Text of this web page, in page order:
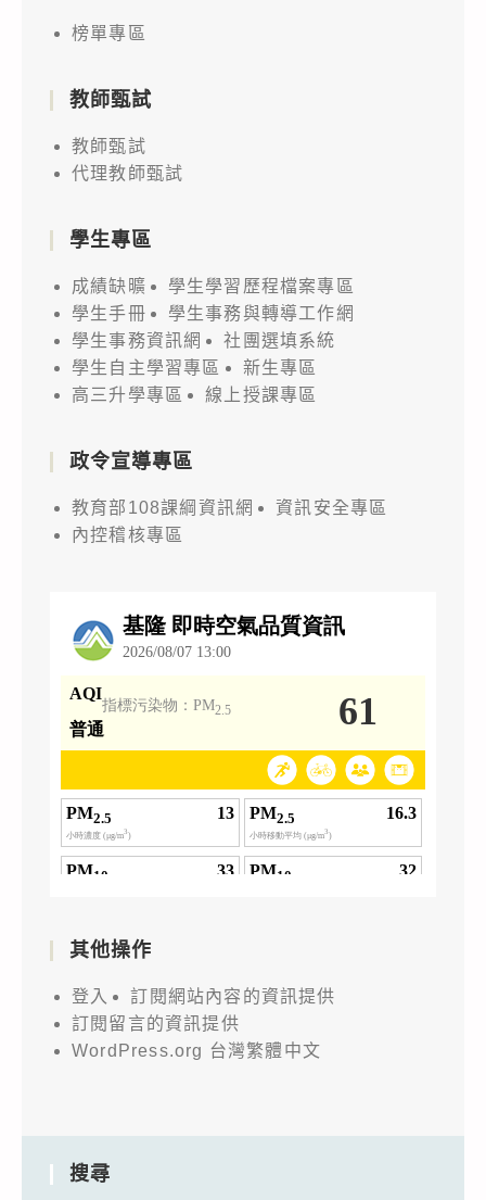
榜單專區
教師甄試
教師甄試
代理教師甄試
學生專區
成績缺曠
學生學習歷程檔案專區
學生手冊
學生事務與轉導工作網
學生事務資訊網
社團選填系統
學生自主學習專區
新生專區
高三升學專區
線上授課專區
政令宣導專區
教育部108課綱資訊網
資訊安全專區
內控稽核專區
其他操作
登入
訂閱網站內容的資訊提供
訂閱留言的資訊提供
WordPress.org 台灣繁體中文
搜尋